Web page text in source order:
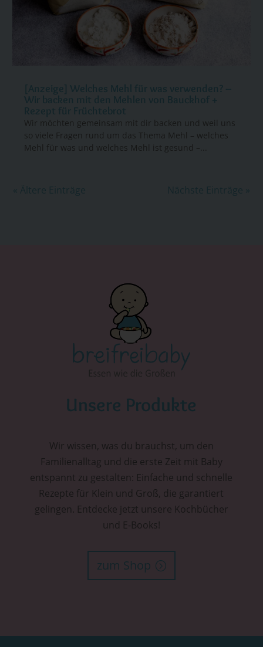
[Anzeige] Welches Mehl für was verwenden? –
Wir backen mit den Mehlen von Bauckhof +
Rezept für Früchtebrot
Wir möchten gemeinsam mit dir backen und weil uns
so viele Fragen rund um das Thema Mehl – welches
Mehl für was und welches Mehl ist gesund –...
« Ältere Einträge Nächste Einträge »
Unsere Produkte
Wir wissen, was du brauchst, um den
Familienalltag und die erste Zeit mit Baby
entspannt zu gestalten: Einfache und schnelle
Rezepte für Klein und Groß, die garantiert
gelingen. Entdecke jetzt unsere Kochbücher
und E-Books!
zum Shop